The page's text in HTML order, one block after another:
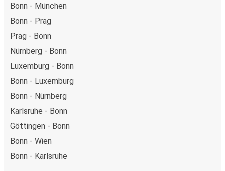
Bonn - München
Bonn - Prag
Prag - Bonn
Nürnberg - Bonn
Luxemburg - Bonn
Bonn - Luxemburg
Bonn - Nürnberg
Karlsruhe - Bonn
Göttingen - Bonn
Bonn - Wien
Bonn - Karlsruhe